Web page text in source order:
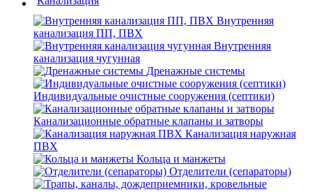
Внутренняя
канализация ПП, ПВХ
Внутренняя
канализация чугунная
Дренажные системы
Индивидуальные очистные сооружения (септики)
Канализационные обратные клапаны и затворы
Канализация наружная
ПВХ
Кольца и манжеты
Отделители (сепараторы)